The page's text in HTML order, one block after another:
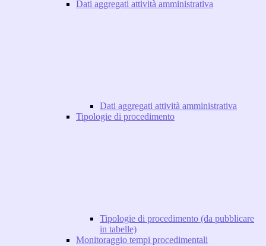
Dati aggregati attività amministrativa
Dati aggregati attività amministrativa
Tipologie di procedimento
Tipologie di procedimento (da pubblicare
in tabelle)
Monitoraggio tempi procedimentali